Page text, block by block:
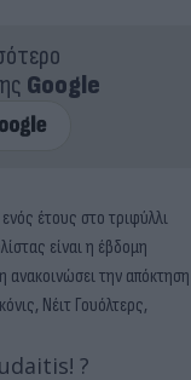
Google
έτους στο τριφύλλι
είναι η έβδομη
ανακοινώσει την απόκτηση
Νέιτ Γουόλτερς,
?